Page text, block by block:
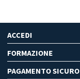
ACCEDI
FORMAZIONE
PAGAMENTO SICURO